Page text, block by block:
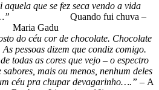
aquela que se fez seca vendo a vida
janela…” Quando fui chuva –
Maria Gadu
do céu cor de chocolate. Chocolate
pessoas dizem que condiz comigo.
todas as cores que vejo – o espectro
mais ou menos, nenhum deles
céu pra chupar devagarinho….” – A